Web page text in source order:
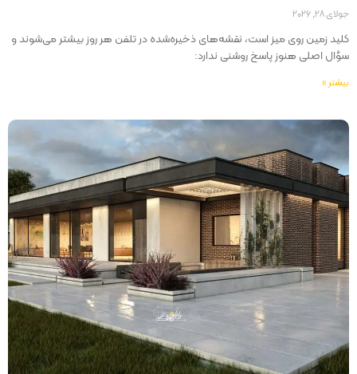
جولای 28, 2026
کلید زمین روی میز است، نقشه‌های ذخیره‌شده در تلفن هر روز بیشتر می‌شوند و
سؤال اصلی هنوز پاسخ روشنی ندارد:
بیشتر »